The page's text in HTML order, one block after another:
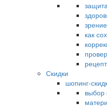
как
Скидки
шопинг-
выбор